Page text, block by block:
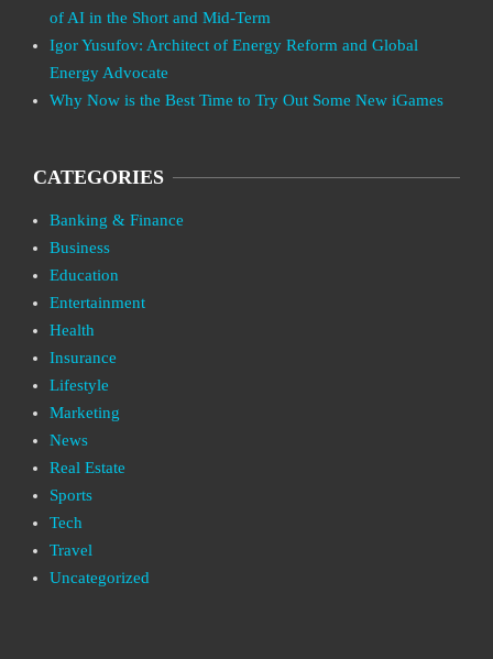
of AI in the Short and Mid-Term
Igor Yusufov: Architect of Energy Reform and Global
Energy Advocate
Why Now is the Best Time to Try Out Some New iGames
CATEGORIES
Banking & Finance
Business
Education
Entertainment
Health
Insurance
Lifestyle
Marketing
News
Real Estate
Sports
Tech
Travel
Uncategorized